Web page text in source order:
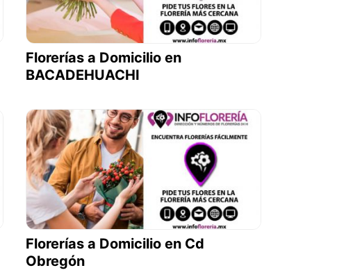
Florerías a Domicilio en
BACADEHUACHI
Florerías a Domicilio en Cd
Obregón